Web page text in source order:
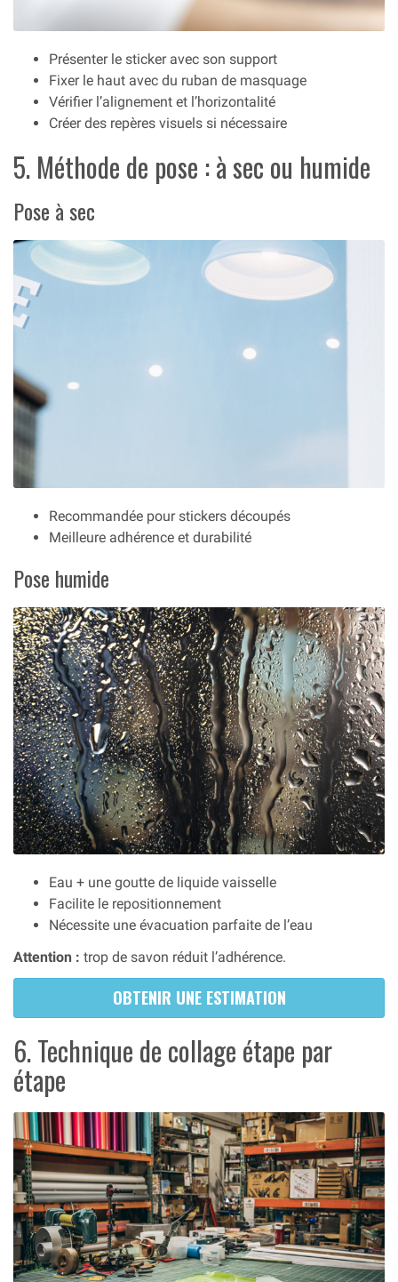
Présenter le sticker avec son support
Fixer le haut avec du ruban de masquage
Vérifier l’alignement et l’horizontalité
Créer des repères visuels si nécessaire
5. Méthode de pose : à sec ou humide
Pose à sec
Recommandée pour stickers découpés
Meilleure adhérence et durabilité
Pose humide
Eau + une goutte de liquide vaisselle
Facilite le repositionnement
Nécessite une évacuation parfaite de l’eau
Attention : trop de savon réduit l’adhérence.
OBTENIR UNE ESTIMATION
6. Technique de collage étape par
étape